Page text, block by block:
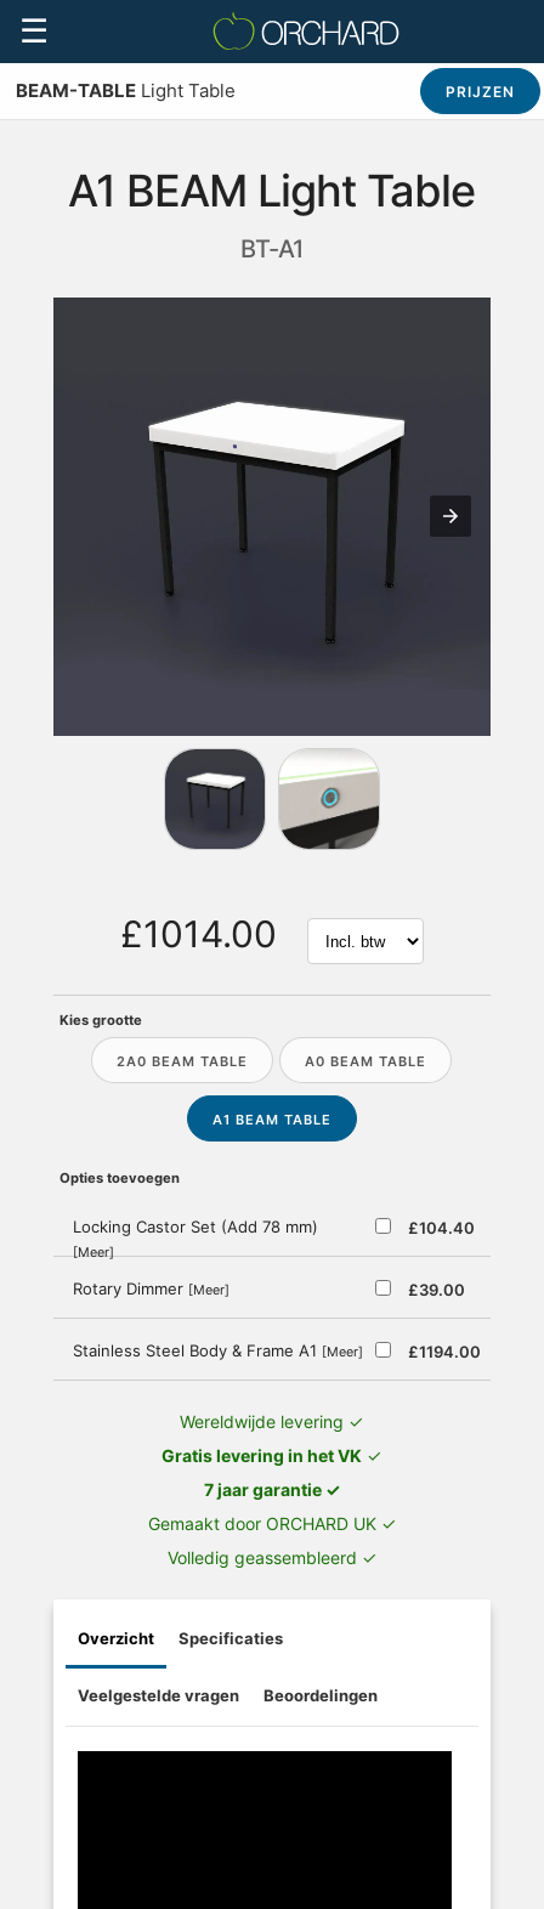
☰
BEAM-TABLE Light Table PRIJZEN
A1 BEAM Light Table
BT-A1
£1014.00
Kies grootte
2A0 BEAM TABLE A0 BEAM TABLE
A1 BEAM TABLE
Opties toevoegen
£104.40
Locking Castor Set (Add 78 mm)
[Meer]
£39.00
Rotary Dimmer [Meer]
£1194.00
Stainless Steel Body & Frame A1 [Meer]
Wereldwijde levering ✓
Gratis levering in het VK ✓
7 jaar garantie ✓
Gemaakt door ORCHARD UK ✓
Volledig geassembleerd ✓
Overzicht Specificaties
Veelgestelde vragen Beoordelingen